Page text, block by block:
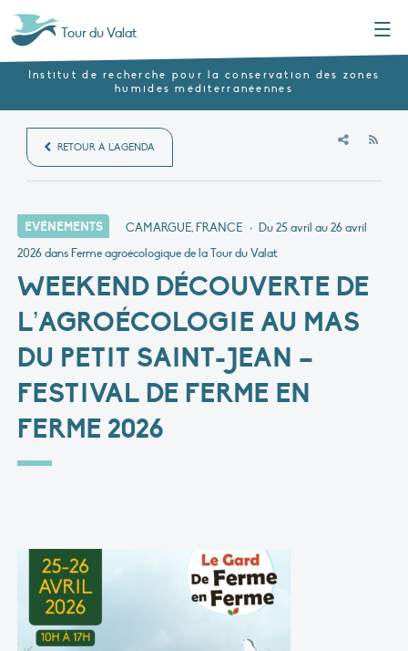
Tour du Valat
Institut de recherche pour la conservation des zones
humides méditerranéennes
RETOUR À L'AGENDA
EVÉNEMENTS CAMARGUE, FRANCE • Du 25 avril au 26 avril
2026dans Ferme agroécologique de la Tour du Valat
WEEKEND DÉCOUVERTE DE
L’AGROÉCOLOGIE AU MAS
DU PETIT SAINT-JEAN –
FESTIVAL DE FERME EN
FERME 2026